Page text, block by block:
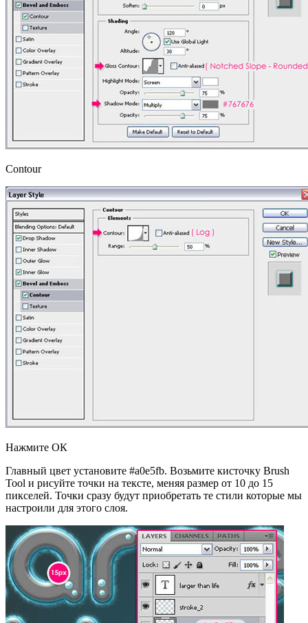
Contour
Нажмите ОК
Главный цвет установите #a0e5fb. Возьмите кисточку Brush
Tool и рисуйте точки на тексте, меняя размер от 10 до 15
пикселей. Точки сразу будут приобретать те стили которые мы
настроили для этого слоя.